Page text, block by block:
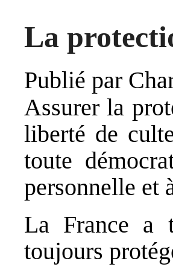
La
Publié par
Assurer la
liberté de
toute
personnelle et
La France a
toujours